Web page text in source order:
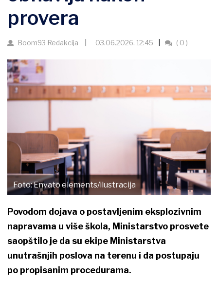
provera
Boom93 Redakcija 03.06.2026. 12:45 ( 0 )
Foto: Envato elements/ilustracija
Povodom dojava o postavljenim eksplozivnim
napravama u više škola, Ministarstvo prosvete
saopštilo je da su ekipe Ministarstva
unutrašnjih poslova na terenu i da postupaju
po propisanim procedurama.